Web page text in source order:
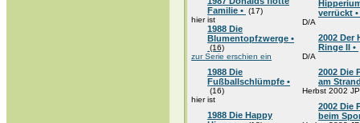
Familie • (17)
hier ist
1988 Die
Blumentopfzwerge •
(16)
zur Serie erschien ein
1988 Die
Fußballschlümpfe •
(16)
hier ist
1988 Die Happy
verrückt •
D/A
2002 Der
Ringe II •
D/A
2002 Die
am
Herbst 2002 JP
2002 Die
beim